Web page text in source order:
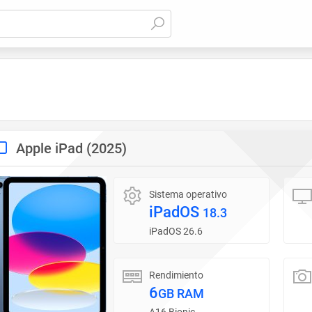
Apple iPad (2025)
Sistema operativo
iPadOS 18.3
iPadOS 26.6
Rendimiento
6GB RAM